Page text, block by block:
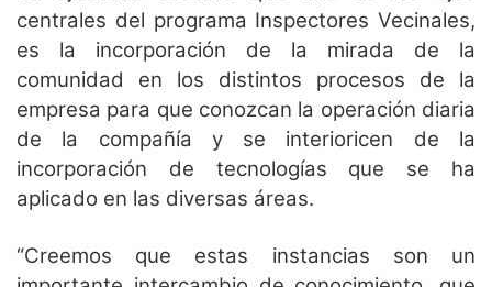
centrales del programa Inspectores Vecinales,
es la incorporación de la mirada de la
comunidad en los distintos procesos de la
empresa para que conozcan la operación diaria
de la compañía y se interioricen de la
incorporación de tecnologías que se ha
aplicado en las diversas áreas.
“Creemos que estas instancias son un